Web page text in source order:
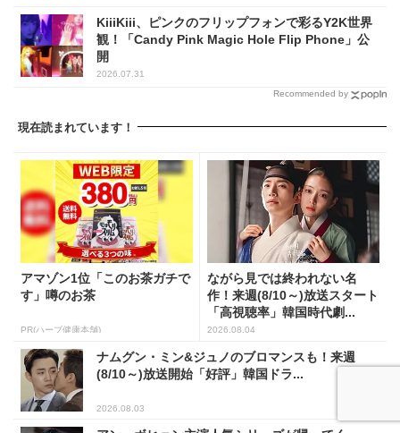
KiiiKiii、ピンクのフリップフォンで彩るY2K世界
観！「Candy Pink Magic Hole Flip Phone」公
開
2026.07.31
Recommended by
現在読まれています！
アマゾン1位「このお茶ガチで
す」噂のお茶
PR(ハーブ健康本舗)
ながら見では終われない名
作！来週(8/10～)放送スタート
「高視聴率」韓国時代劇...
2026.08.04
ナムグン・ミン&ジュノのブロマンスも！来週
(8/10～)放送開始「好評」韓国ドラ...
2026.08.03